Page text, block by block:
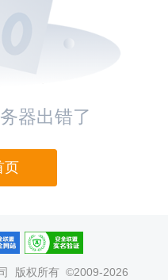
器出错了
页
版权所有 ©2009-2026